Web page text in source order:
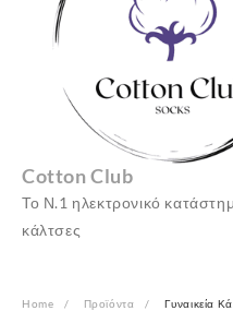
Cotton Club
Το Ν.1 ηλεκτρονικό
κάλτσες
Home Προϊόντα Γυναικεία